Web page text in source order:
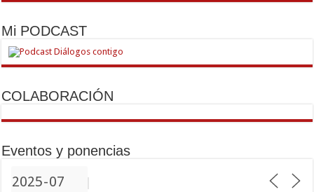
Mi PODCAST
COLABORACIÓN
Eventos y ponencias